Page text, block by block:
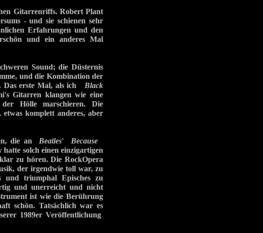
Gitarrenriffs. Robert Plant
- und sie schienen sehr
Erfahrungen und den
und ein anderes Mal
Sound; die Düsternis
und die Kombination der
Das erste Mal, als ich Black
Gitarren klangen wie eine
Hölle marschieren. Die
komplett anderes, aber
die an Beatles' Because
solch einen einzigartigen
zu hören. Die RockOpera
der irgendwie toll war, zu
und triumphal Episches zu
und unerreicht und nicht
ist wie die Berührung
schön. Tatsächlich war es
1989er Veröffentlichung